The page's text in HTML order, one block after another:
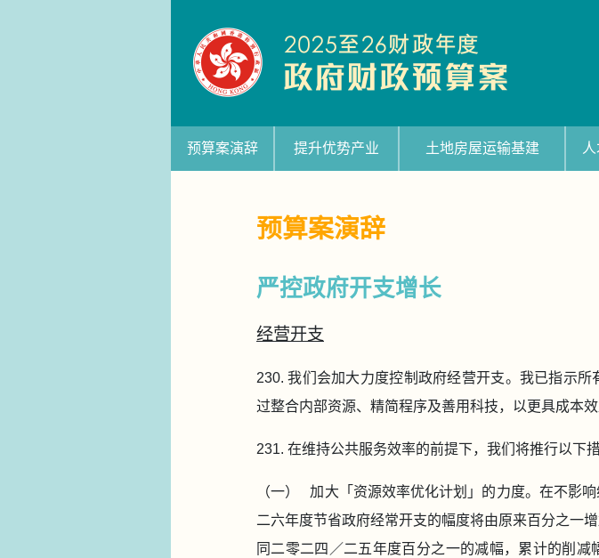
预算案演辞 提升优势产业 土地房屋运输基建
预算案演辞
严控政府开支增长
经营开支
230. 我们会加大力度控制政府经营开支。我已指示
过整合内部资源、精简程序及善用科技，以更具成本
231. 在维持公共服务效率的前提下，我们将推行以下措
（一） 加大「资源效率优化计划」的力度。在不影
二六年度节省政府经常开支的幅度将由原来百分之一
同二零二四／二五年度百分之一的减幅，累计的削